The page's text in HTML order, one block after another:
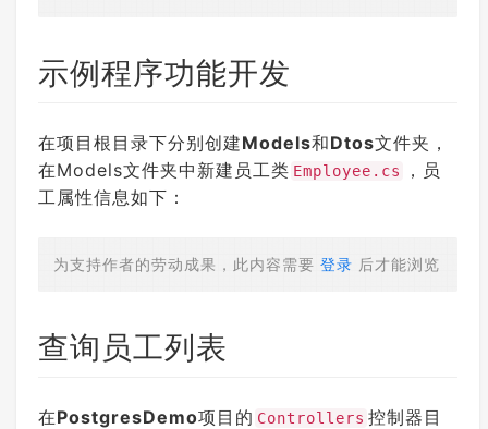
示例程序功能开发
在项目根目录下分别创建Models和Dtos文件夹，
在Models文件夹中新建员工类 Employee.cs
，员
工属性信息如下：
为支持作者的劳动成果，此内容需要 登录 后才能浏览
查询员工列表
在PostgresDemo项目的 Controllers 控制器目